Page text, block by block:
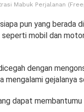
Mabuk Perjalanan
pun yang berada
mobil dan
dengan
mengalami gejalanya
dapat